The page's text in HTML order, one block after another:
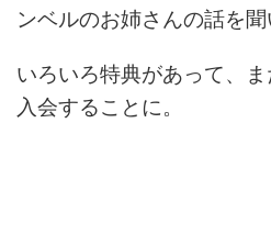
ンベルのお姉さんの話を聞
いろいろ特典があって、
入会することに。